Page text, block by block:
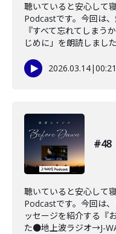
聴いていると安心して
Podcastです。今回は
『すべて忘れてしまう
じめに」を朗読しまし
2026.03.14|
#48
聴いていると安心して
Podcastです。今回は
ッセージを紹介する『
た●地上波ラジオ→J-